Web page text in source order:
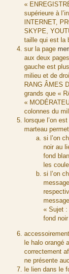
«
supérieure à
INTERNET,
SKYPE,
taille qui est la
sur la page
aux deux
gauche est
milieu et de
RANG ÂMES
grands que «
«
colonnes du
lorsque l’on
marteau
si l’on
noir au
fond
les
si l’on
« Sujet :
fond
le halo orangé
correctement
ne présente
le lien dans le